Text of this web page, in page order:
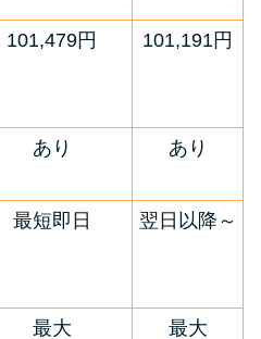
101,479円 101,191円
あり あり
最短即日 翌日以降～
最大
最大